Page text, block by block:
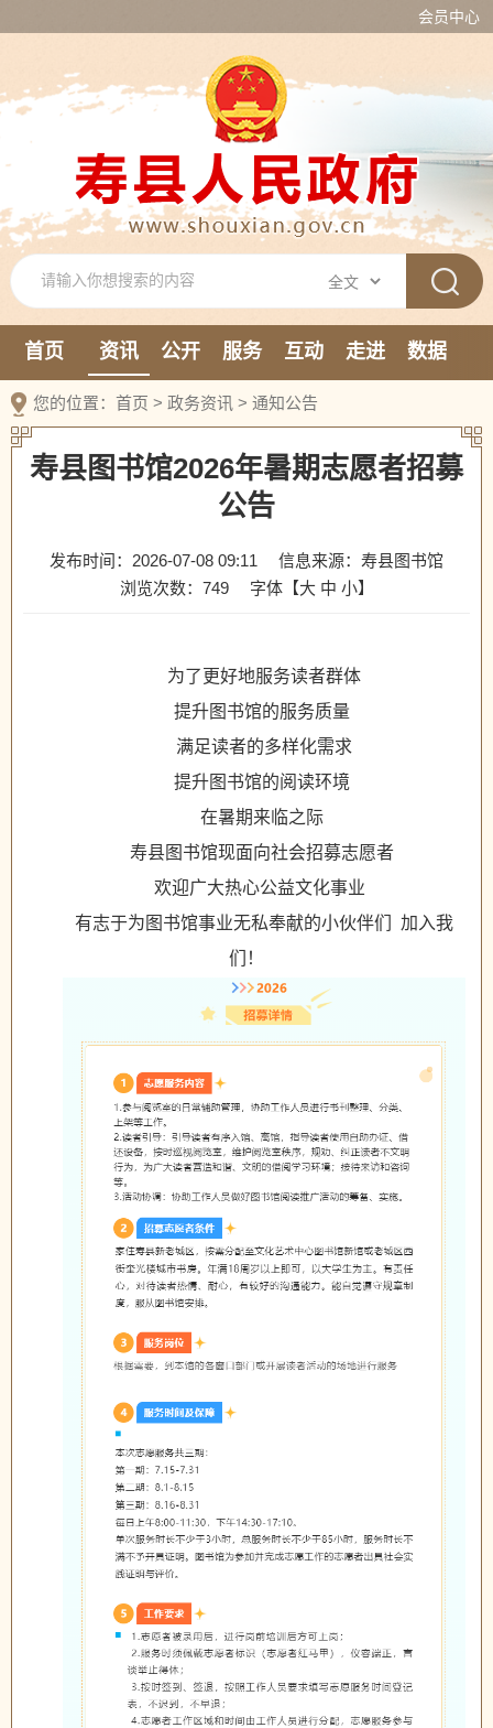
会员中心
首页 资讯 公开 服务 互动 走进
数据
新媒体
您的位置： 首页 > 政务资讯 > 通知公告
寿县图书馆2026年暑期志愿者招募
公告
发布时间：2026-07-08 09:11
信息来源：寿县图书馆
浏览次数： 749 字体【大 中 小】
为了更好地服务读者群体
提升图书馆的服务质量
满足读者的多样化需求
提升图书馆的阅读环境
在暑期来临之际
寿县图书馆现面向社会招募志愿者
欢迎广大热心公益文化事业
有志于为图书馆事业无私奉献的小伙伴们 加入我
们！